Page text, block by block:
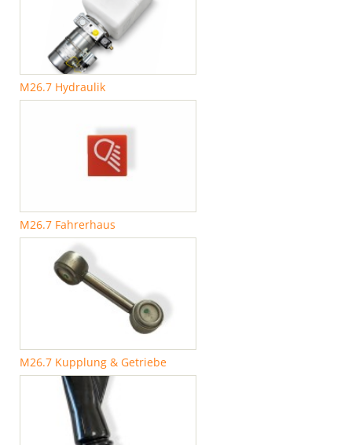
M26.7 Hydraulik
M26.7 Fahrerhaus
M26.7 Kupplung & Getriebe